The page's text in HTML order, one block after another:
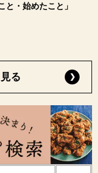
と・始めたこと」
る